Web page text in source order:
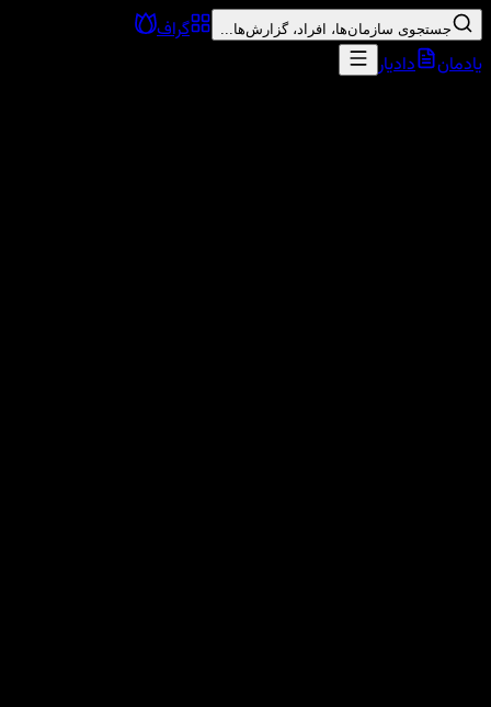
جستجوی سازمان‌ها، افراد، گزارش‌ها...
گراف
یادمان
دادیار